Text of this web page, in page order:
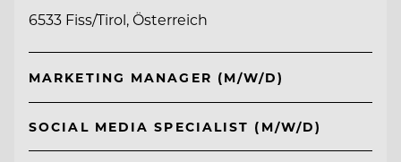
6533 Fiss/Tirol, Österreich
MARKETING MANAGER (M/W/D)
SOCIAL MEDIA SPECIALIST (M/W/D)